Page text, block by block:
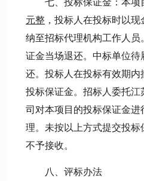
元整 ，投标人在投标时以现
纳至招标代理机构工作人员
证金当场退还。中标单位待
还。投标人在投标有效期
投标保证金。招标人委托江
司对本项目的投标保证金进
理。未按以上方式提交投
不予接收。
八、评标办法